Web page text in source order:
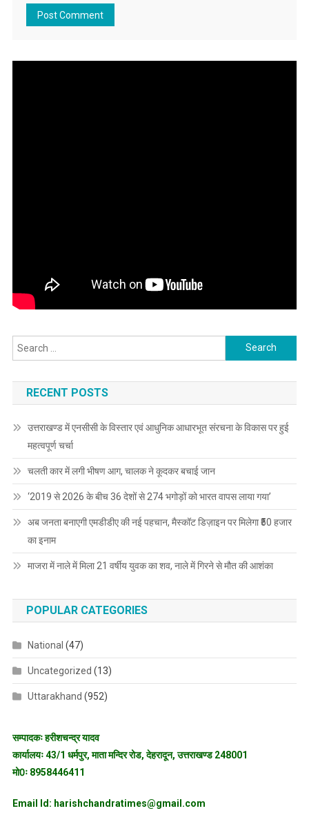
Search
for:
RECENT POSTS
उत्तराखण्ड में एनसीसी के विस्तार एवं आधुनिक आधारभूत संरचना के विकास पर हुई
महत्वपूर्ण चर्चा
चलती कार में लगी भीषण आग, चालक ने कूदकर बचाई जान
‘2019 से 2026 के बीच 36 देशों से 274 भगोड़ों को भारत वापस लाया गया’
अब जनता बनाएगी एमडीडीए की नई पहचान, मैस्कॉट डिज़ाइन पर मिलेगा ₹50 हजार
का इनाम
माजरा में नाले में मिला 21 वर्षीय युवक का शव, नाले में गिरने से मौत की आशंका
POPULAR CATEGORIES
National (47)
Uncategorized (13)
Uttarakhand (952)
सम्पादकः हरीशचन्द्र यादव
कार्यालयः 43/1 धर्मपुर, माता मन्दिर रोड, देहरादून, उत्तराखण्ड 248001
मो0ः 8958446411
Email Id: harishchandratimes@gmail.com